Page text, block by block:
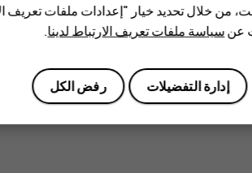
من خلال تحديد خيار "إعدادات ملفات
عنسياسة ملفات تعريف الارتباط لدينا.
رفض الكل إدارة التفضيلات